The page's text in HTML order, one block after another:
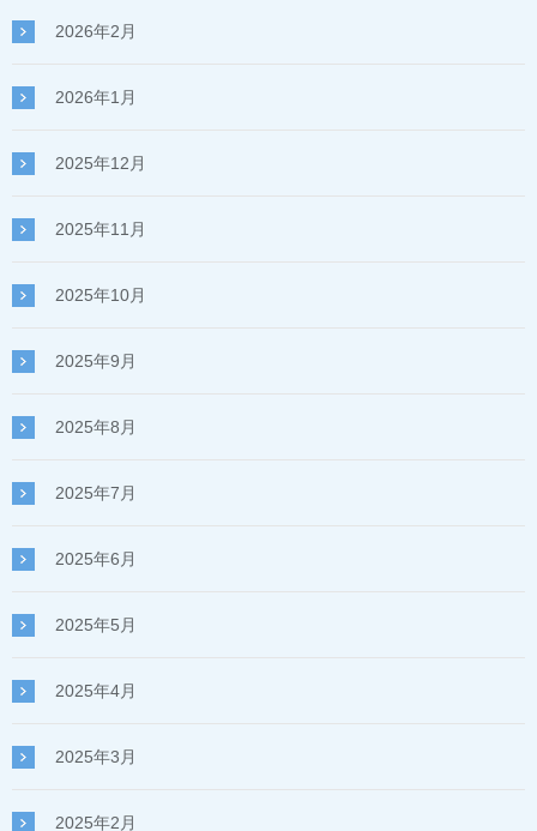
2026年2月
2026年1月
2025年12月
2025年11月
2025年10月
2025年9月
2025年8月
2025年7月
2025年6月
2025年5月
2025年4月
2025年3月
2025年2月